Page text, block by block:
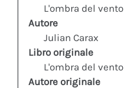
L'ombra del vento
Autore
Julian Carax
Libro originale
L'ombra del vento
Autore originale